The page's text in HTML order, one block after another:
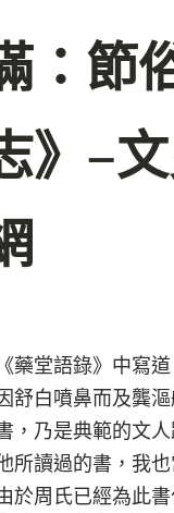
：節
》–
藥堂語錄》中寫
舒白噴鼻而及龔
，乃是典範的文
所讀過的書，我
於周氏已經為此